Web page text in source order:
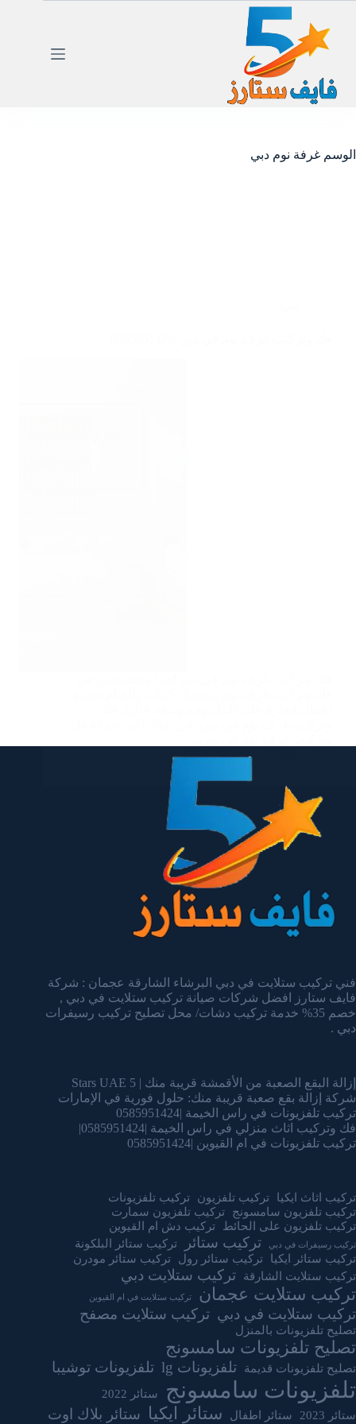
المحتوى
الوسم غرفة نوم دبي
يناير 13, 2025
فني تركيب ستلايت في دبي البرشاء الشارقة عجمان : شركة
فايف ستارز افضل شركات صيانة تركيب ستلايت في دبي ,
خصم 35% خدمة تركيب دشات/ محل تصليح تركيب رسيفرات
دبي .
إزالة البقع الصعبة من الأقمشة قريبة منك | 5 Stars UAE
شركة إزالة بقع صعبة قريبة منك: حلول فورية في الإمارات
تركيب تلفزيونات في راس الخيمة |0585951424
فك وتركيب اثاث منزلي في راس الخيمة |0585951424|
تركيب تلفزيونات في ام القيوين |0585951424
تركيب اثاث ايكيا تركيب تلفزيون
تركيب تلفزيونات
تركيب تلفزيون سامسونج
تركيب تلفزيون سمارت
تركيب تلفزيون على الحائط
تركيب دش ام القيوين
تركيب رسيفرات في دبي تركيب ستائر
تركيب ستائر البلكونة
تركيب ستائر ايكيا
تركيب ستائر رول
تركيب ستائر مودرن
تركيب ستلايت الشارقة
تركيب ستلايت دبي
تركيب ستلايت عجمان تركيب ستلايت في ام القيوين
تركيب ستلايت في دبي تركيب ستلايت مصفح
تصليح تلفزيونات بالمنزل
تصليح تلفزيونات سامسونج
تصليح تلفزيونات قديمة تلفزيونات lg تلفزيونات توشيبا
تلفزيونات سامسونج
ستائر 2022
ستائر 2023
ستائر اطفال ستائر ايكيا ستائر بلاك اوت